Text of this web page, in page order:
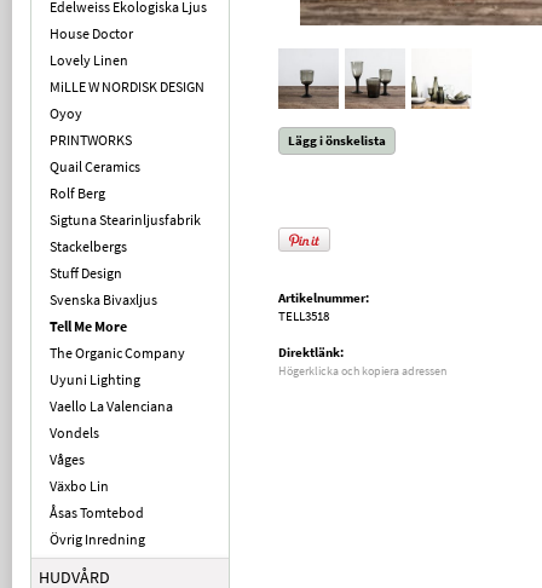
Edelweiss Ekologiska Ljus
House Doctor
Lovely Linen
MiLLE W NORDISK DESIGN
Oyoy
PRINTWORKS
Quail Ceramics
Rolf Berg
Sigtuna Stearinljusfabrik
Stackelbergs
Stuff Design
Svenska Bivaxljus
Tell Me More
The Organic Company
Uyuni Lighting
Vaello La Valenciana
Vondels
Våges
Växbo Lin
Åsas Tomtebod
Övrig Inredning
HUDVÅRD
Lägg i önskelista
Artikelnummer:
TELL3518
Direktlänk:
Högerklicka och kopiera adressen